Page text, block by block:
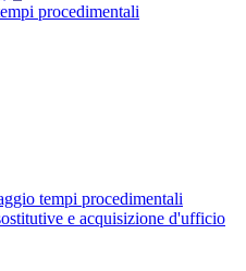
procedimentali
tempi procedimentali
e acquisizione d'ufficio